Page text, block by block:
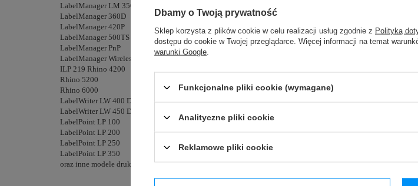
LabelManager LM 350
LabelManager 360D
LabelManager 420P
LabelManager 500TS
LabelManager PnP
LabelManager Wireless PnP
ILP 219 Rhino 4200
Rhino 5200
Rhino 6000
LabelWriter LW 400 Duo
LabelWriter LW 450 Duo
LabelPoint LP 100
LabelPoint LP 200
LabelPoint LP 250
LabelPoint LP 350
oraz inne modele drukarek DYMO
Dbamy o Twoją prywatność
Sklep korzysta z plików cookie w celu realizacji usług zgodnie z Polityką
dostępu do cookie w Twojej przeglądarce. Więcej informacji na temat
warunki Google
Funkcjonalne pliki cookie (wymagane)
Analityczne pliki cookie
Reklamowe pliki cookie